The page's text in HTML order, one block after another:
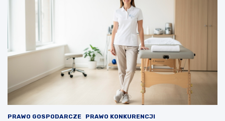
PRAWO GOSPODARCZE PRAWO KONKURENCJI